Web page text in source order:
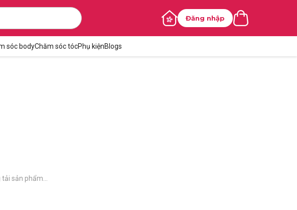
Đăng nhập
sóc bodyChăm sóc tócPhụ kiệnBlogs
sản phẩm...